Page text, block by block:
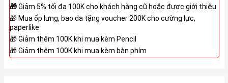
🎁Giảm 5% tối đa 100K cho khách hàng cũ hoặc được giới thiệu
🎁 Mua ốp lưng, bao da tặng voucher 200K cho cường lực,
paperlike
🎁 Giảm thêm 100K khi mua kèm Pencil
🎁 Giảm thêm 100K khi mua kèm bàn phím